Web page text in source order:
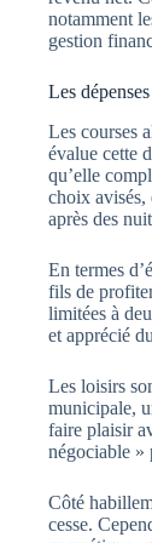
notamment
gestion
Les
Les courses
évalue cette
qu’elle
choix avisés,
après des
En termes
fils de
limitées à
et apprécié
Les loisirs
municipale,
faire plaisir
négociable »
Côté
cesse.